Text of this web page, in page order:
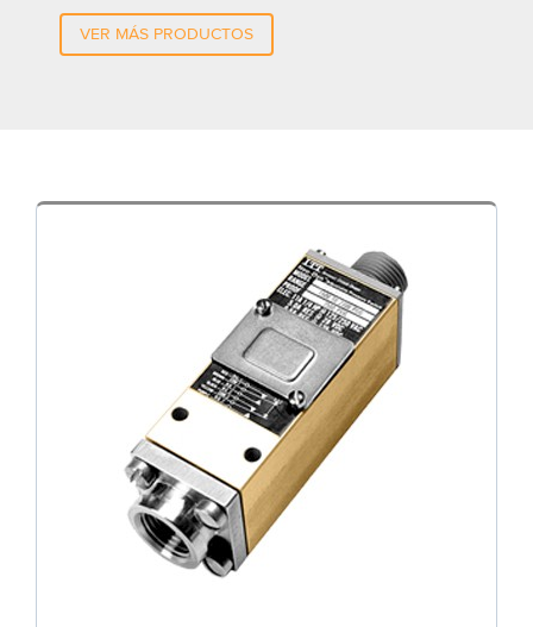
VER MÁS PRODUCTOS